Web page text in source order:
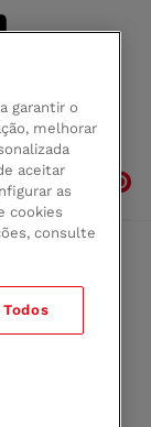
garantir o
melhorar
aceitar
as
cookies
consulte